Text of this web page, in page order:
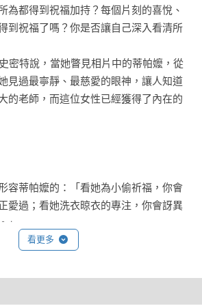
為都得到祝福加持？每個片刻的喜悅、
到祝福了嗎？你是否讓自己深入看清所
密特說，當她瞥見相片中的蒂帕嬤，從
見過最寧靜、最慈愛的眼神，讓人知道
的老師，而這位女性已經獲得了內在的
容蒂帕嬤的：「看她為小偷祈福，你會
愛過；看她洗衣晾衣的專注，你會訝異
」
教導方式，就是「純粹示現」。這樣一
為存在於世間，就能夠轉化我們的生活
看更多